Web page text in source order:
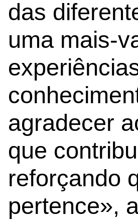
das
uma mais-
agradecer
que
reforçando
pertence»,